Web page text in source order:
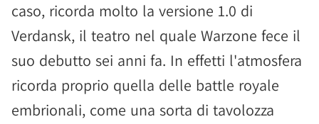
caso, ricorda molto la versione 1.0 di
Verdansk, il teatro nel quale Warzone fece il
suo debutto sei anni fa. In effetti l'atmosfera
ricorda proprio quella delle battle royale
embrionali, come una sorta di tavolozza